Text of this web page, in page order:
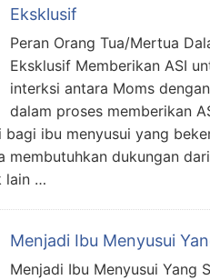
Eksklusif
Peran Orang Tua/Mertua
Eksklusif Memberikan ASI
interksi antara Moms
dalam proses memberikan
ibu menyusui yang
membutuhkan dukungan
lain …
Menjadi Ibu Menyusui
Menjadi Ibu Menyusui Yang